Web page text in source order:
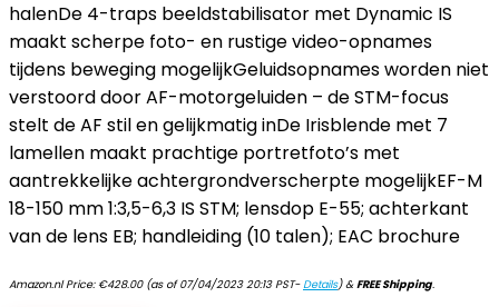
halenDe 4-traps beeldstabilisator met Dynamic IS
maakt scherpe foto- en rustige video-opnames
tijdens beweging mogelijkGeluidsopnames worden niet
verstoord door AF-motorgeluiden – de STM-focus
stelt de AF stil en gelijkmatig inDe Irisblende met 7
lamellen maakt prachtige portretfoto’s met
aantrekkelijke achtergrondverscherpte mogelijkEF-M
18-150 mm 1:3,5-6,3 IS STM; lensdop E-55; achterkant
van de lens EB; handleiding (10 talen); EAC brochure
Amazon.nl Price: €428.00(as of 07/04/2023 20:13 PST-Details)&FREE Shipping.